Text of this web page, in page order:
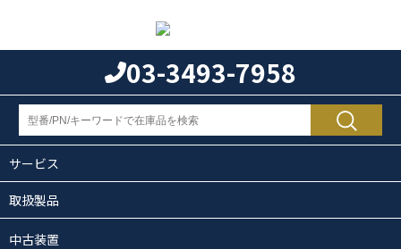
03-3493-7958
サービス
取扱製品
中古装置